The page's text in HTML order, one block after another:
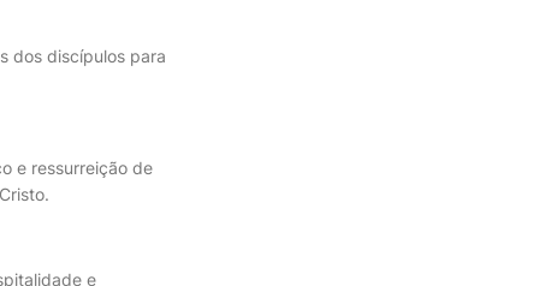
dos discípulos para
e ressurreição de
e